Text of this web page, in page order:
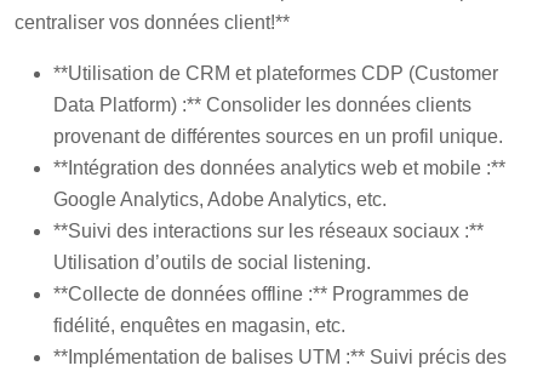
centraliser vos données client!**
**Utilisation de CRM et plateformes CDP (Customer
Data Platform) :** Consolider les données clients
provenant de différentes sources en un profil unique.
**Intégration des données analytics web et mobile :**
Google Analytics, Adobe Analytics, etc.
**Suivi des interactions sur les réseaux sociaux :**
Utilisation d’outils de social listening.
**Collecte de données offline :** Programmes de
fidélité, enquêtes en magasin, etc.
**Implémentation de balises UTM :** Suivi précis des